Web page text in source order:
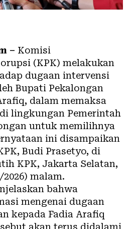
– Komisi
(KPK) melakukan
dugaan intervensi
Bupati Pekalongan
dalam memaksa
lingkungan Pemerintah
untuk memilihnya
ini disampaikan
Budi Prasetyo, di
KPK, Jakarta Selatan,
malam.
bahwa
mengenai dugaan
kepada Fadia Arafiq
akan terus didalami